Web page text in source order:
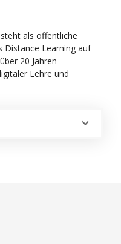
steht als öffentliche
Distance Learning auf
20 Jahren
Lehre und